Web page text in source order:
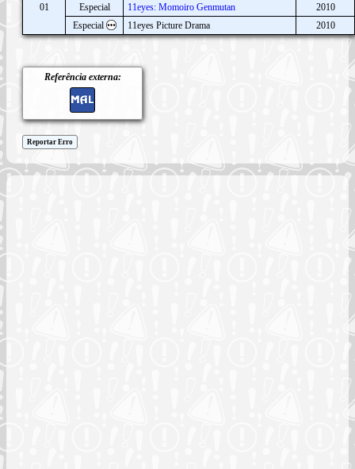
01
Especial
11eyes: Momoiro Genmutan
2010
Especial
11eyes Picture Drama 2010
Referência externa:
Reportar Erro